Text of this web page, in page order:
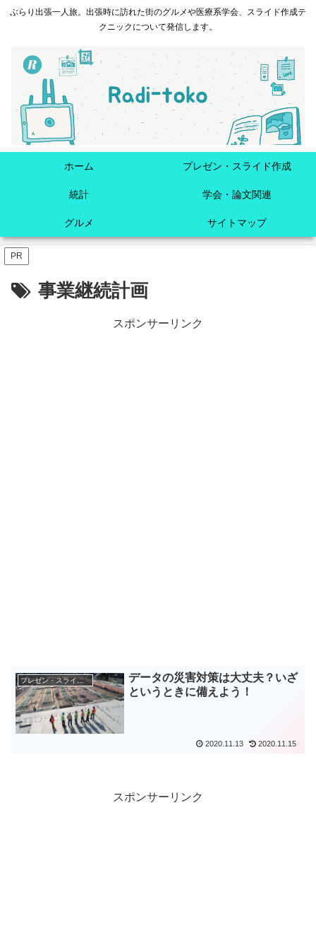
ぶらり出張一人旅。出張時に訪れた街のグルメや医療系学会、スライド作成テ
クニックについて発信します。
ホーム プレゼン・スライド作成
統計 学会・論文関連
グルメ サイトマップ
PR
事業継続計画
スポンサーリンク
プレゼン・スライド作成
データの災害対策は大丈夫？いざ
というときに備えよう！
2020.11.13 2020.11.15
スポンサーリンク